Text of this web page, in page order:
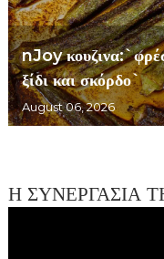
nJoy
ξίδι και σκόρδο`
August 06, 2026
Η ΣΥΝΕΡΓΑΣΙΑ